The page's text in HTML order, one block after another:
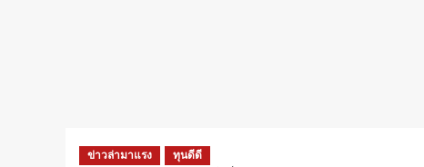
ข่าวล่ามาแรง ทุนดีดี